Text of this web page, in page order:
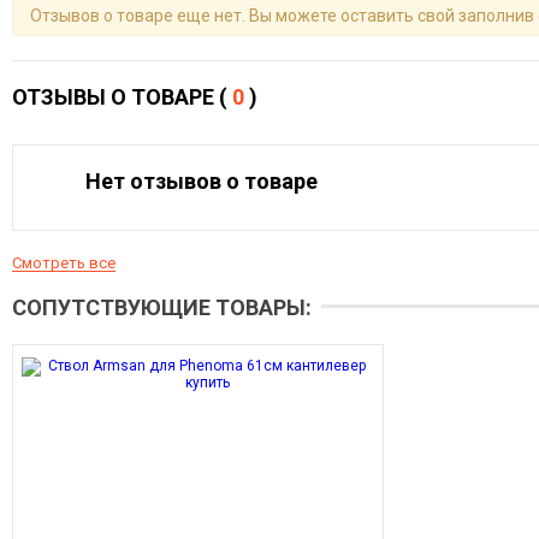
Отзывов о товаре еще нет. Вы можете оставить свой заполнив
ОТЗЫВЫ О ТОВАРЕ ( 0)
Нет отзывов о товаре
Смотреть все
СОПУТСТВУЮЩИЕ ТОВАРЫ: